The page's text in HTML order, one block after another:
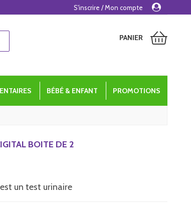
PANIER
BÉBÉ & ENFANT PROMOTIONS
BOITE DE 2
un test urinaire
S'inscrire / Mon compte